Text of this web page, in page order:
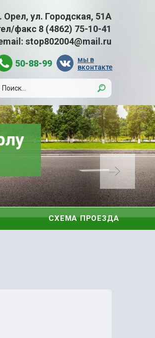
Орел, ул. Городская, 51А
факс 8 (4862) 75-10-41
stop802004@mail.ru
50-88-99
мы в
вконтакте
СХЕМА ПРОЕЗДА